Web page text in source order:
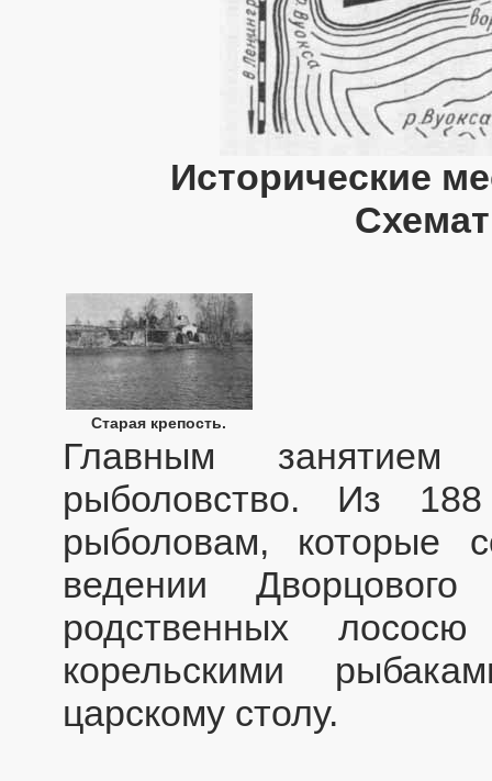
Исторические
Старая крепость.
Главным
рыболовство. Из
рыболовам, которые
ведении
родственных
корельскими
царскому столу.